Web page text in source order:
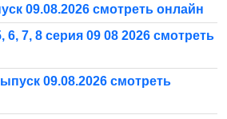
09.08.2026 смотреть онлайн
7, 8 серия 09 08 2026 смотреть
09.08.2026 смотреть